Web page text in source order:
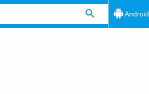
Android